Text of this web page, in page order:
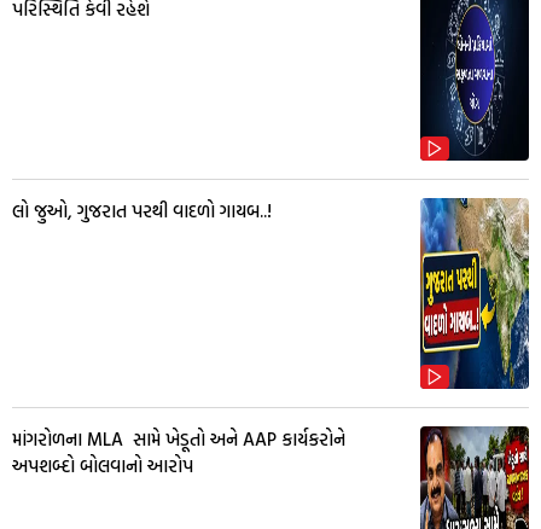
પરિસ્થિતિ કેવી રહેશે
લો જુઓ, ગુજરાત પરથી વાદળો ગાયબ..!
માંગરોળના MLA સામે ખેડૂતો અને AAP કાર્યકરોને
અપશબ્દો બોલવાનો આરોપ